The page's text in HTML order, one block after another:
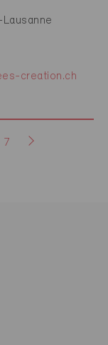
creation.ch
7